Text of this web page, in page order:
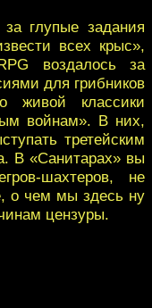
глупые задания
всех крыс»,
воздалось за
для грибников
живой классики
войнам». В них,
третейским
В «Санитарах» вы
шахтеров, не
о чем мы здесь ну
цензуры.